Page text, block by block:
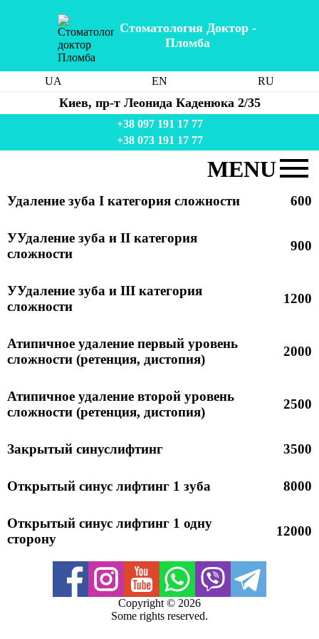
Стоматология Доктор -
Пломба
UA EN RU
Киев, пр-т Леонида Каденюка 2/35
+38 097 191 17 77
+38 073 191 17 77
MENU
Цены
Лечение в Украине
Блог
Контакты
Удаление зуба I категория сложности 600
УУдаление зуба и II категория
сложности
900
УУдаление зуба и III категория
сложности
1200
Атипичное удаление первый уровень
сложности (ретенция, дистопия)
2000
Атипичное удаление второй уровень
сложности (ретенция, дистопия)
2500
Закрытый синуслифтинг 3500
Открытый синус лифтинг 1 зуба 8000
Открытый синус лифтинг 1 одну
сторону
12000
Copyright © 2026
Some rights reserved.